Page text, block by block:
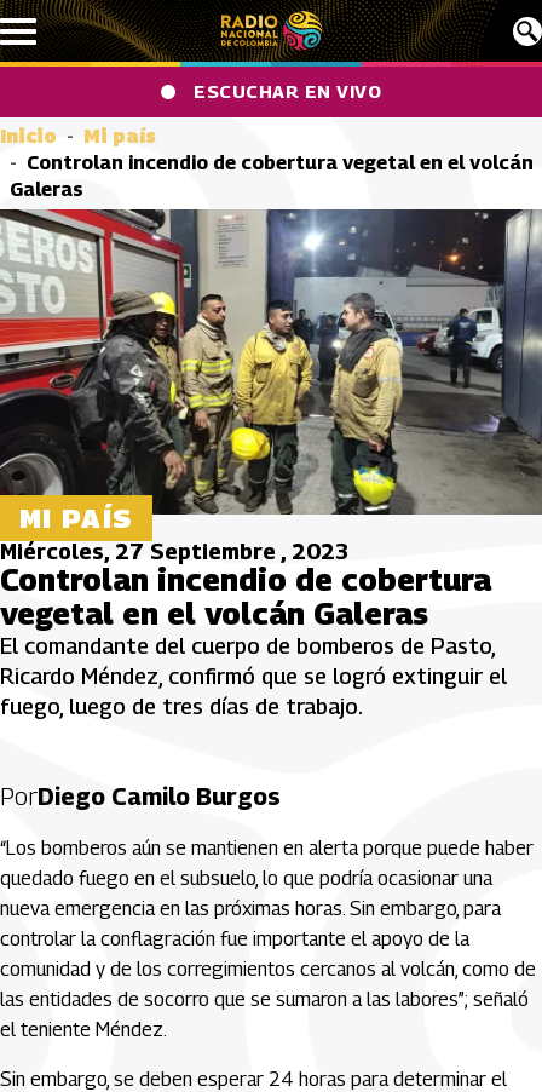
Pasar al contenido principal
ESCUCHAR EN VIVO
Inicio
Mi país
Controlan incendio de cobertura vegetal en el volcán
Galeras
MI PAÍS
Miércoles, 27 Septiembre , 2023
Controlan incendio de cobertura
vegetal en el volcán Galeras
El comandante del cuerpo de bomberos de Pasto,
Ricardo Méndez, confirmó que se logró extinguir el
fuego, luego de tres días de trabajo.
PorDiego Camilo Burgos
“Los bomberos aún se mantienen en alerta porque puede haber
quedado fuego en el subsuelo, lo que podría ocasionar una
nueva emergencia en las próximas horas. Sin embargo, para
controlar la conflagración fue importante el apoyo de la
comunidad y de los corregimientos cercanos al volcán, como de
las entidades de socorro que se sumaron a las labores”; señaló
el teniente Méndez.
Sin embargo, se deben esperar 24 horas para determinar el